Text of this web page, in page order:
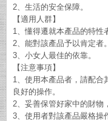
2、生活的安全保障。
【適用人群】
1、懂得遷就本產品的特性
2、能對該產品予以肯定者。
3、小女人最佳的依靠。
【注意事項】
1、使用本產品者，請配合
良好的操作。
2、妥善保管好家中的財物
3、使用者對該產品嚴格操